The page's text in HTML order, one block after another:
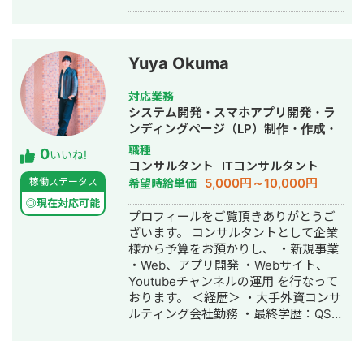
ムコーポレーション（ユーペイント）
様 ご依頼内容：Web集客を依頼したい
→サイト制作、SEO対策、リスティン
グ広告運用を実施 ◎商工会・業界メデ
ィア支援例 「東村山市商工会」様 「外
壁塗装の窓口」様 ほか多数 ◎難関キー
ワードで上位表示 ・「屋根」で1位 ・
「ガルバリウム 鋼板」で1位 ・「塗り
壁」で1位 ・「外壁塗装」で3位 ・「埼
玉 リフォーム」「千葉県 外壁塗装」
「つくば市 外壁塗装」など地域キーワ
ードでも1位を多数獲得 【自己紹介】
・高校卒業後、札幌市で老舗の施工会
社に就職。職人として活動する ・
RIZAPの子会社に転職し、10年勤務。
事業部で最年少の支配人となり、新規
出店などを経験 ・副業だったマーケテ
ィング技術をもって独立 ・個人事業と
0いいね!
稼働ステータス
◎現在対応可能
Yuya Okuma
対応業務
システム開発・スマホアプリ開発・ラ
ンディングページ（LP）制作・作成・
Youtubeチャンネル運営代行・立ち上
げ・ECサイト構築・ネットショップ作
成代行・SEO対策・新規事業立上・記
事作成代行・ライティング・翻訳・ホ
ームページ制作・作成・リスティング
広告運用代行・オウンドメディア制
作・構築・運用代行・動画制作・動画
編集
職種
コンサルタント ITコンサルタント
希望時給単価 5,000円～10,000円
プロフィールをご覧頂きありがとうご
ざいます。 コンサルタントとして企業
様から予算をお預かりし、 ・新規事業
・Web、アプリ開発 ・Webサイト、
Youtubeチャンネルの運用 を行なって
おります。 ＜経歴＞ ・大手外資コンサ
ルティング会社勤務 ・最終学歴：QS世